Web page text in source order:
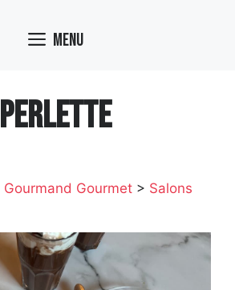
Menu
PERLETTE
Gourmand Gourmet > Salons